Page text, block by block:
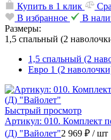
Купить в 1 клик
В избранное
В
Размеры:
1,5 спальный (2
1,5 спальный (2
Евро 1 (2
Быстрый просмотр
Артикул: 010. Комплект
(Д) "Вайолет"2 969 ₽ / шт